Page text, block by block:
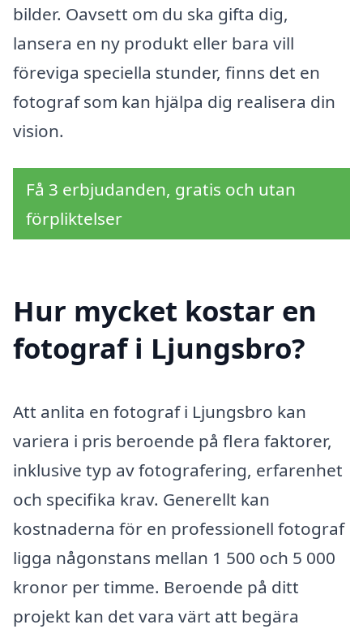
bilder. Oavsett om du ska gifta dig,
lansera en ny produkt eller bara vill
föreviga speciella stunder, finns det en
fotograf som kan hjälpa dig realisera din
vision.
Få 3 erbjudanden, gratis och utan
förpliktelser
Hur mycket kostar en
fotograf i Ljungsbro?
Att anlita en fotograf i Ljungsbro kan
variera i pris beroende på flera faktorer,
inklusive typ av fotografering, erfarenhet
och specifika krav. Generellt kan
kostnaderna för en professionell fotograf
ligga någonstans mellan 1 500 och 5 000
kronor per timme. Beroende på ditt
projekt kan det vara värt att begära